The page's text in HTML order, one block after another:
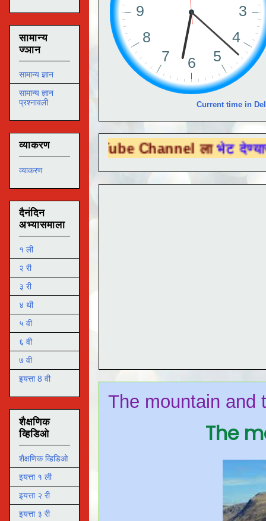
Current time in
You Tube Channel लाभेट देण्यासाठी येथे
The mountain and
The
सामान्य
ज्ञान
सामान्य ज्ञान
सामान्य ज्ञान
प्रश्नावली
व्याकरण
व्याकरण
दैनंदिन
अभ्यासमाला
१ ली
२ री
३ री
४ थी
५ वी
६ वी
७ वी
इयत्ता 8 वी
शैक्षणिक
व्हिडिओ
शैक्षणिक व्हिडिओ
इयत्ता १ ली
इयत्ता २ री
इयत्ता ३ री